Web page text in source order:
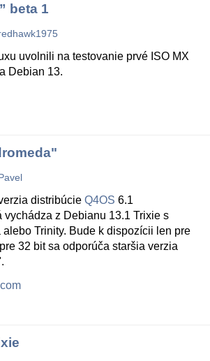
beta 1
uvolnili na testovanie prvé ISO MX
Debian 13.
distribúcie Q4OS 6.1
vychádza z Debianu 13.1 Trixie s
Trinity. Bude k dispozícii len pre
32 bit sa odporúča staršia verzia